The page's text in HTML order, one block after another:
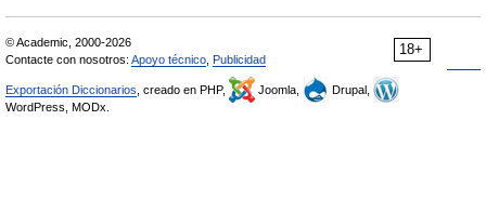
18+
© Academic, 2000-2026
Contacte con nosotros: Apoyo técnico Publicidad
Exportación Diccionarios , creado en PHP, Joomla,
Drupal,
WordPress, MODx.